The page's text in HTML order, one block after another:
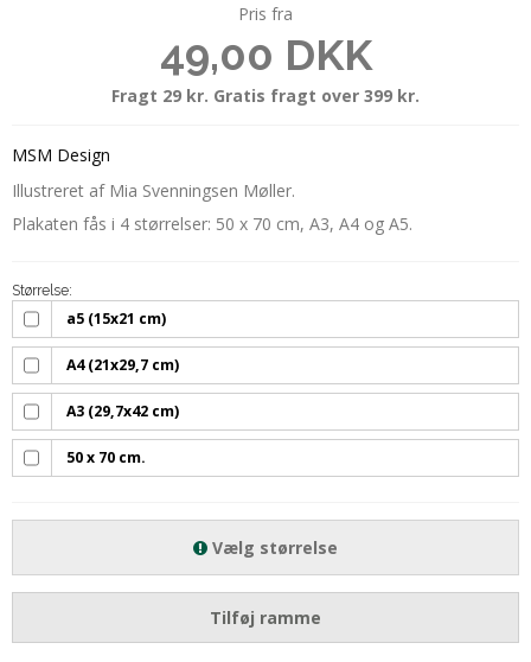
Pris fra
49,00 DKK
Fragt 29 kr. Gratis fragt over 399 kr.
MSM Design
Illustreret af Mia Svenningsen Møller.
Plakaten fås i 4 størrelser: 50 x 70 cm, A3, A4 og A5.
Størrelse:
a5 (15x21 cm)
A4 (21x29,7 cm)
A3 (29,7x42 cm)
50 x 70 cm.
Vælg størrelse
Tilføj ramme